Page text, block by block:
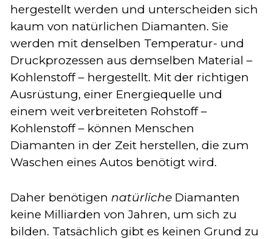
hergestellt werden und unterscheiden sich
kaum von natürlichen Diamanten. Sie
werden mit denselben Temperatur- und
Druckprozessen aus demselben Material –
Kohlenstoff – hergestellt. Mit der richtigen
Ausrüstung, einer Energiequelle und
einem weit verbreiteten Rohstoff –
Kohlenstoff – können Menschen
Diamanten in der Zeit herstellen, die zum
Waschen eines Autos benötigt wird.
Daher benötigen natürliche Diamanten
keine Milliarden von Jahren, um sich zu
bilden. Tatsächlich gibt es keinen Grund zu